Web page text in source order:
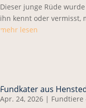
Dieser junge Rüde
ihn kennt oder vermisst,
mehr lesen
Fundkater aus
Apr. 24, 2026 | Fundtiere